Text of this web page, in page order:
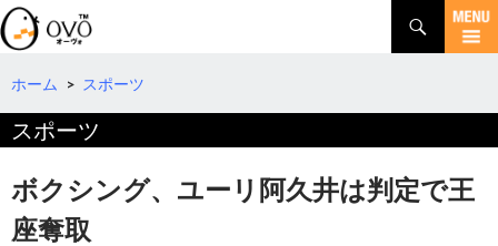
検
索
コ
テ
へ
動
ホーム > スポーツ
スポーツ
ボクシング、ユーリ阿久井は判定で王
座奪取